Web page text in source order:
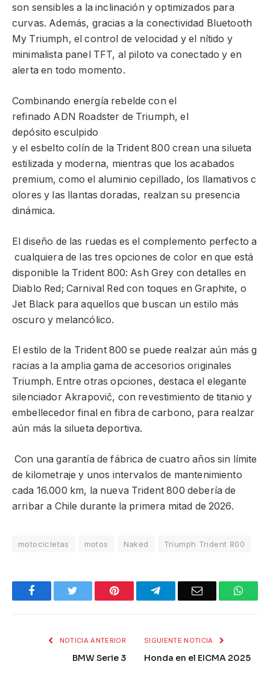
son sensibles a la inclinación y optimizados para
curvas. Además, gracias a la conectividad Bluetooth
My Triumph, el control de velocidad y el nítido y
minimalista panel TFT, al piloto va conectado y en
alerta en todo momento.
Combinando energía rebelde con el
refinado ADN Roadster de Triumph, el
depósito esculpido
y el esbelto colín de la Trident 800 crean una silueta
estilizada y moderna, mientras que los acabados
premium, como el aluminio cepillado, los llamativos c
olores y las llantas doradas, realzan su presencia
dinámica.
El diseño de las ruedas es el complemento perfecto a
cualquiera de las tres opciones de color en que está
disponible la Trident 800: Ash Grey con detalles en
Diablo Red; Carnival Red con toques en Graphite, o
Jet Black para aquellos que buscan un estilo más
oscuro y melancólico.
El estilo de la Trident 800 se puede realzar aún más g
racias a la amplia gama de accesorios originales
Triumph. Entre otras opciones, destaca el elegante
silenciador Akrapovič, con revestimiento de titanio y
embellecedor final en fibra de carbono, para realzar
aún más la silueta deportiva.
Con una garantía de fábrica de cuatro años sin límite
de kilometraje y unos intervalos de mantenimiento
cada 16.000 km, la nueva Trident 800 debería de
arribar a Chile durante la primera mitad de 2026.
motocicletas motos Naked Triumph Trident 800
Facebook Pinterest TelegramEmail
NOTICIA ANTERIOR
BMW Serie 3
SIGUIENTE NOTICIA
Honda en el EICMA 2025